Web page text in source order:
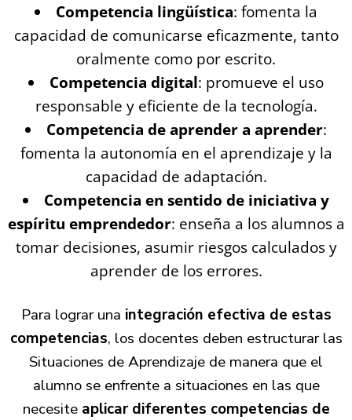
Competencia lingüística: fomenta la
capacidad de comunicarse eficazmente, tanto
oralmente como por escrito.
Competencia digital: promueve el uso
responsable y eficiente de la tecnología.
Competencia de aprender a aprender:
fomenta la autonomía en el aprendizaje y la
capacidad de adaptación.
Competencia en sentido de iniciativa y
espíritu emprendedor: enseña a los alumnos a
tomar decisiones, asumir riesgos calculados y
aprender de los errores.
Para lograr una integración efectiva de estas
competencias, los docentes deben estructurar las
Situaciones de Aprendizaje de manera que el
alumno se enfrente a situaciones en las que
necesite aplicar diferentes competencias de